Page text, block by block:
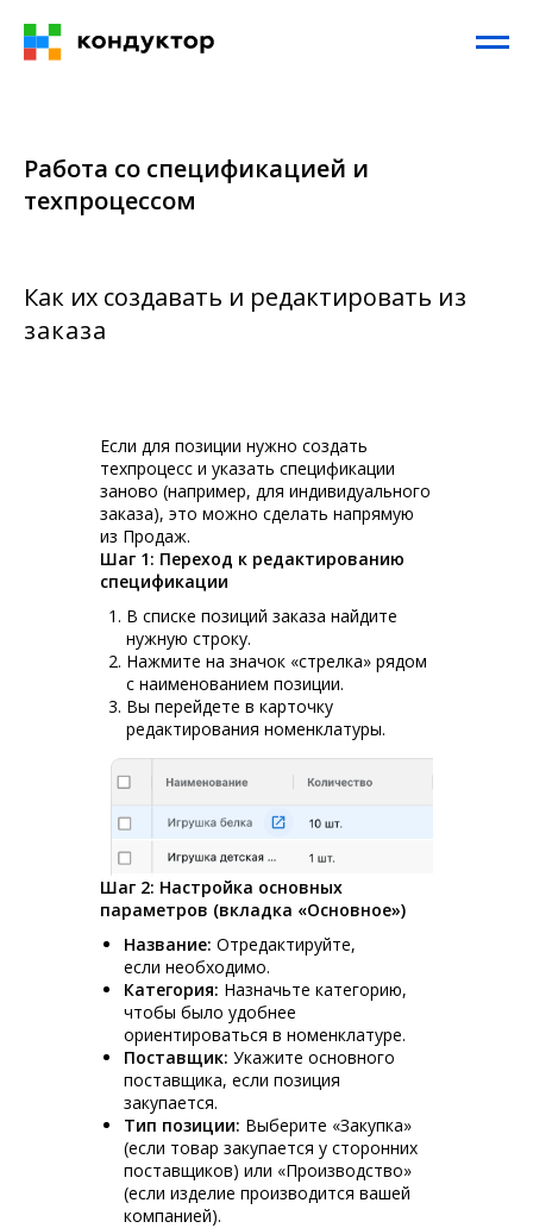
Работа со спецификацией и
техпроцессом
Как их создавать и редактировать из
заказа
Если для позиции нужно создать
техпроцесс и указать спецификации
заново (например, для индивидуального
заказа), это можно сделать напрямую
из Продаж.
Шаг 1: Переход к редактированию
спецификации
В списке позиций заказа найдите
нужную строку.
Нажмите на значок «стрелка» рядом
с наименованием позиции.
Вы перейдете в карточку
редактирования номенклатуры.
Шаг 2: Настройка основных
параметров (вкладка «Основное»)
Название: Отредактируйте,
если необходимо.
Категория: Назначьте категорию,
чтобы было удобнее
ориентироваться в номенклатуре.
Поставщик: Укажите основного
поставщика, если позиция
закупается.
Тип позиции: Выберите «Закупка»
(если товар закупается у сторонних
поставщиков) или «Производство»
(если изделие производится вашей
компанией).